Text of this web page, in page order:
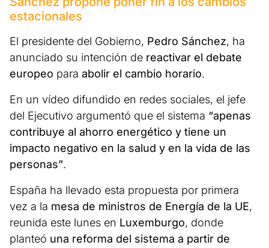
estacionales
El presidente del Gobierno, Pedro Sánchez, ha
anunciado su intención de reactivar el debate
europeo para abolir el cambio horario.
En un vídeo difundido en redes sociales, el jefe
del Ejecutivo argumentó que el sistema “apenas
contribuye al ahorro energético y tiene un
impacto negativo en la salud y en la vida de las
personas”.
España ha llevado esta propuesta por primera
vez a la mesa de ministros de Energía de la UE,
reunida este lunes en Luxemburgo, donde
planteó una reforma del sistema a partir de